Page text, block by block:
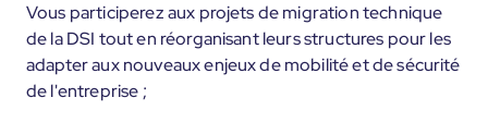
Vous participerez aux projets de migration technique
de la DSI tout en réorganisant leurs structures pour les
adapter aux nouveaux enjeux de mobilité et de sécurité
de l'entreprise ;